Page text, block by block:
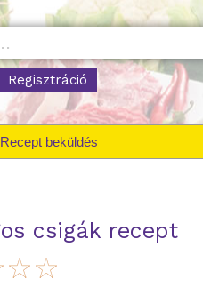
Regisztráció
Recept beküldés
csigák recept